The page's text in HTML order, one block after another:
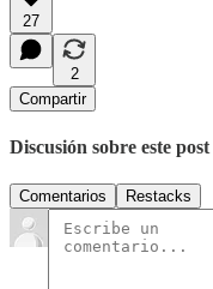
27
2
Compartir
Discusión sobre este post
Comentarios Restacks